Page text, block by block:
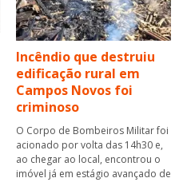
Incêndio que destruiu
edificação rural em
Campos Novos foi
criminoso
O Corpo de Bombeiros Militar foi
acionado por volta das 14h30 e,
ao chegar ao local, encontrou o
imóvel já em estágio avançado de